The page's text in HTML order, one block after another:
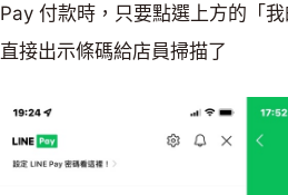
Pay 付款時，只要點選上方的「
直接出示條碼給店員掃描了